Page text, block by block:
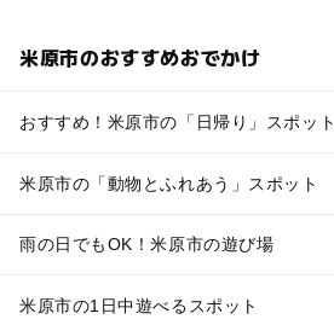
米原市のおすすめおでかけ
おすすめ！米原市の「日帰り」スポット
米原市の「動物とふれあう」スポット
雨の日でもOK！米原市の遊び場
米原市の1日中遊べるスポット